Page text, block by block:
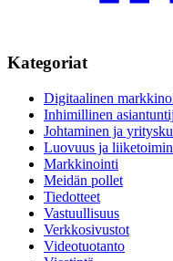
Kategoriat
Digitaalinen
Inhimillinen
Johtaminen ja
Luovuus ja
Markkinointi
Meidän pollet
Tiedotteet
Vastuullisuus
Verkkosivustot
Videotuotanto